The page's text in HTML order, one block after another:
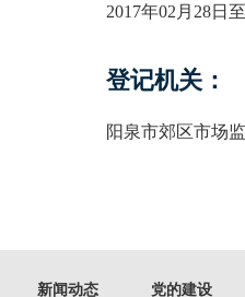
2017年02月28日
登记机关：
阳泉市郊区市场
新闻动态 党的建设